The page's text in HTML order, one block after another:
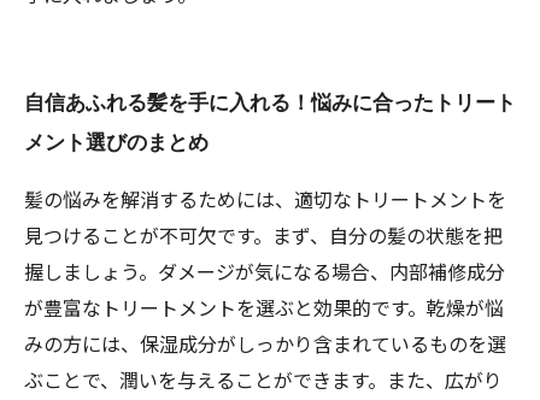
自信あふれる髪を手に入れる！悩みに合ったトリート
メント選びのまとめ
髪の悩みを解消するためには、適切なトリートメントを
見つけることが不可欠です。まず、自分の髪の状態を把
握しましょう。ダメージが気になる場合、内部補修成分
が豊富なトリートメントを選ぶと効果的です。乾燥が悩
みの方には、保湿成分がしっかり含まれているものを選
ぶことで、潤いを与えることができます。また、広がり